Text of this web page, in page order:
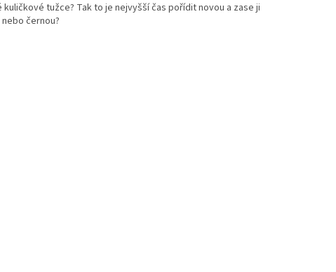
tužce? Tak to je nejvyšší čas pořídit novou a zase ji
černou?